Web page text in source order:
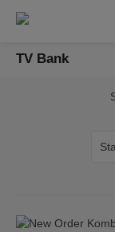
TV Bank